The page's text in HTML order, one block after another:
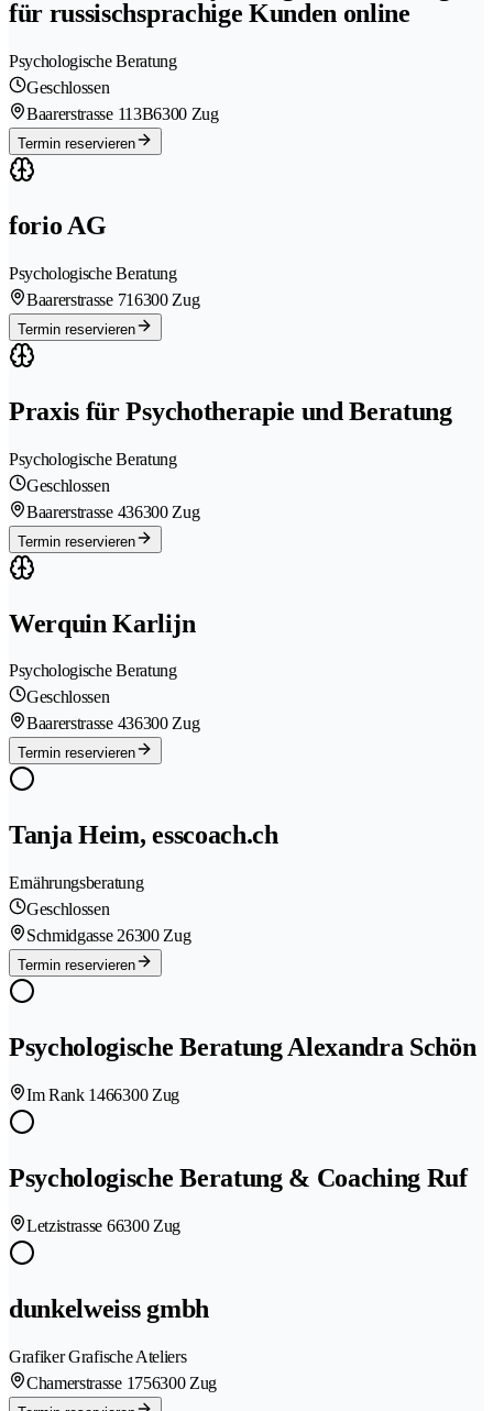
für russischsprachige Kunden online
Psychologische Beratung
Geschlossen
Baarerstrasse 113B6300 Zug
Termin reservieren
forio AG
Psychologische Beratung
Baarerstrasse 716300 Zug
Termin reservieren
Praxis für Psychotherapie und Beratung
Psychologische Beratung
Geschlossen
Baarerstrasse 436300 Zug
Termin reservieren
Werquin Karlijn
Psychologische Beratung
Geschlossen
Baarerstrasse 436300 Zug
Termin reservieren
Tanja Heim, esscoach.ch
Ernährungsberatung
Geschlossen
Schmidgasse 26300 Zug
Termin reservieren
Psychologische Beratung Alexandra Schön
Im Rank 1466300 Zug
Psychologische Beratung & Coaching Ruf
Letzistrasse 66300 Zug
dunkelweiss gmbh
Grafiker Grafische Ateliers
Chamerstrasse 1756300 Zug